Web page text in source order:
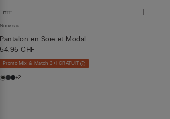
Nouveau
Pantalon en Soie et Modal
54.95 CHF
Promo Mix & Match 3+1 GRATUIT
+2